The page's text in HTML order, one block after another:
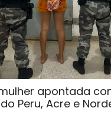
apontada
Peru, Acre e